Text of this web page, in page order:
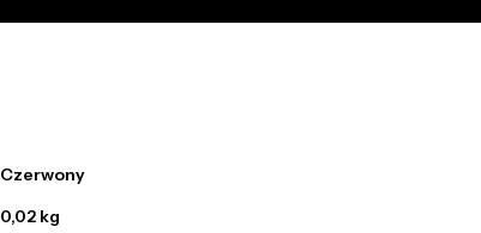
Czerwony
0,02 kg